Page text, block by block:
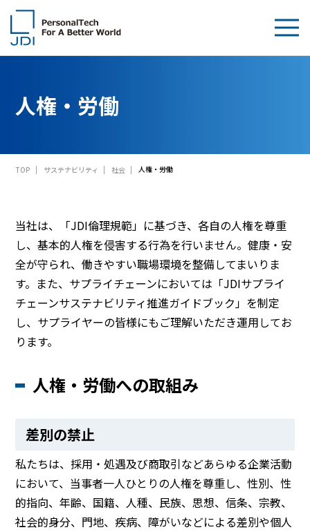
製品・技術
News
お問い合わせ
Japanese English
人権・労働
TOP サステナビリティ 社会 人権・労働
当社は、「JDI倫理規範」に基づき、各自の人権を尊重
し、基本的人権を侵害する行為を行いません。健康・安
全が守られ、働きやすい職場環境を整備してまいりま
す。また、サプライチェーンにおいては「JDIサプライ
チェーンサステナビリティ推進ガイドブック」を制定
し、サプライヤーの皆様にもご理解いただき運用してお
ります。
人権・労働への取組み
差別の禁止
私たちは、採用・処遇及び商取引などあらゆる企業活動
において、当事者一人ひとりの人権を尊重し、性別、性
的指向、年齢、国籍、人種、民族、思想、信条、宗教、
社会的身分、門地、疾病、障がいなどによる差別や個人